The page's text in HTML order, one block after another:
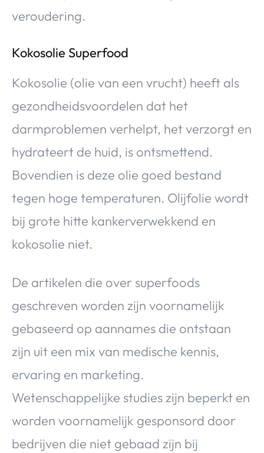
veroudering.
Kokosolie Superfood
Kokosolie (olie van een vrucht) heeft als
gezondheidsvoordelen dat het
darmproblemen verhelpt, het verzorgt en
hydrateert de huid, is ontsmettend.
Bovendien is deze olie goed bestand
tegen hoge temperaturen. Olijfolie wordt
bij grote hitte kankerverwekkend en
kokosolie niet.
De artikelen die over superfoods
geschreven worden zijn voornamelijk
gebaseerd op aannames die ontstaan
zijn uit een mix van medische kennis,
ervaring en marketing.
Wetenschappelijke studies zijn beperkt en
worden voornamelijk gesponsord door
bedrijven die niet gebaad zijn bij